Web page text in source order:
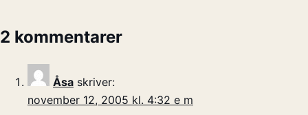
2 kommentarer
Åsa skriver:
november 12, 2005 kl. 4:32 e m